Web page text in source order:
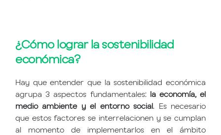
¿Cómo lograr la sostenibilidad
económica?
Hay que entender que la sostenibilidad económica
agrupa 3 aspectos fundamentales: la economía, el
medio ambiente y el entorno social. Es necesario
que estos factores se interrelacionen y se cumplan
al momento de implementarlos en el ámbito